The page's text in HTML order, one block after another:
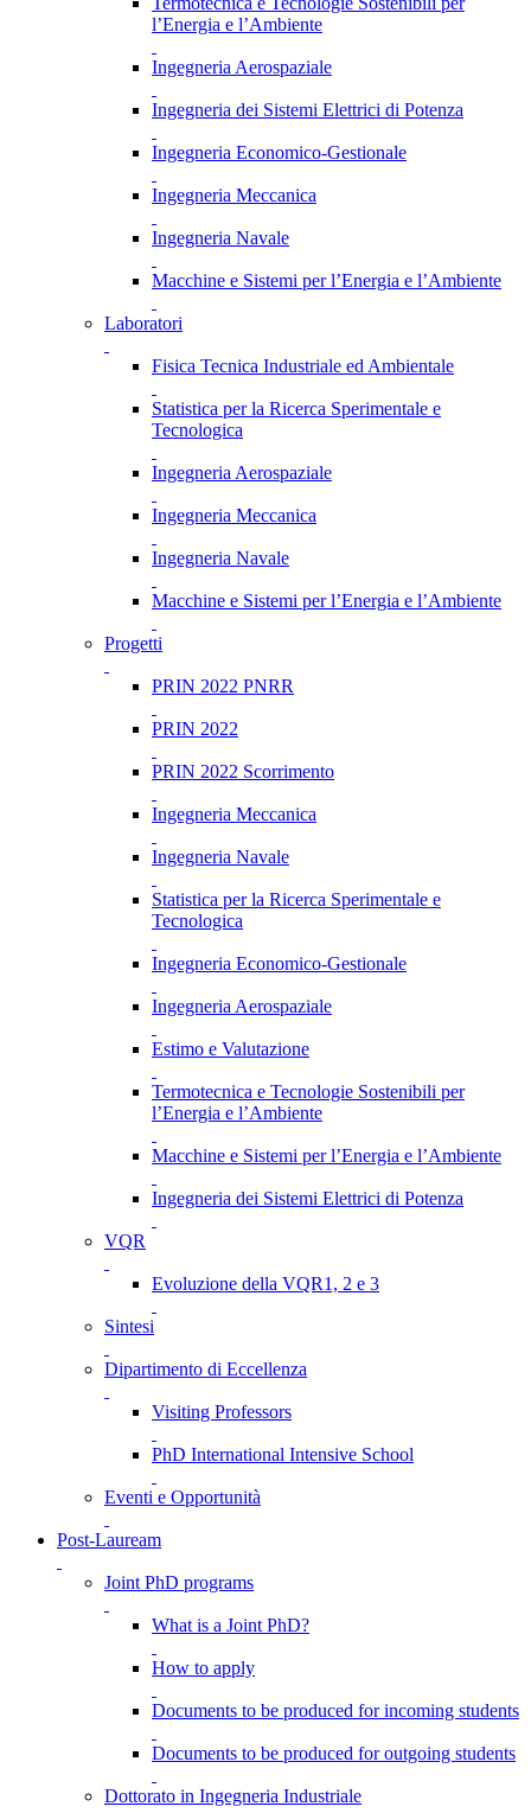
l’Energia e l’Ambiente
Ingegneria Aerospaziale
Ingegneria dei Sistemi Elettrici di Potenza
Ingegneria Economico-Gestionale
Ingegneria Meccanica
Ingegneria Navale
Macchine e Sistemi per l’Energia e l’Ambiente
Laboratori
Fisica Tecnica Industriale ed Ambientale
Statistica per la Ricerca Sperimentale e
Tecnologica
Ingegneria Aerospaziale
Ingegneria Meccanica
Ingegneria Navale
Macchine e Sistemi per l’Energia e l’Ambiente
Progetti
PRIN 2022 PNRR
PRIN 2022
PRIN 2022 Scorrimento
Ingegneria Meccanica
Ingegneria Navale
Statistica per la Ricerca Sperimentale e
Tecnologica
Ingegneria Economico-Gestionale
Ingegneria Aerospaziale
Estimo e Valutazione
Termotecnica e Tecnologie Sostenibili per
l’Energia e l’Ambiente
Macchine e Sistemi per l’Energia e l’Ambiente
Ingegneria dei Sistemi Elettrici di Potenza
VQR
Evoluzione della VQR1, 2 e 3
Sintesi
Dipartimento di Eccellenza
Visiting Professors
PhD International Intensive School
Eventi e Opportunità
Post-Lauream
Joint PhD programs
What is a Joint PhD?
How to apply
Documents to be produced for incoming students
Documents to be produced for outgoing students
Dottorato in Ingegneria Industriale